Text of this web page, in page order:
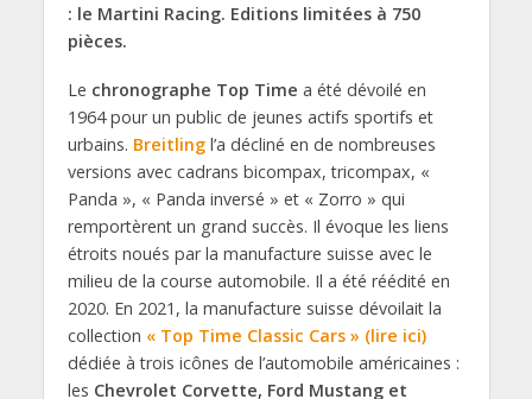
: le Martini Racing. Editions limitées à 750
pièces.
Le chronographe Top Time a été dévoilé en
1964 pour un public de jeunes actifs sportifs et
urbains. Breitlingl’a décliné en de nombreuses
versions avec cadrans bicompax, tricompax, «
Panda », « Panda inversé » et « Zorro » qui
remportèrent un grand succès. Il évoque les liens
étroits noués par la manufacture suisse avec le
milieu de la course automobile. Il a été réédité en
2020. En 2021, la manufacture suisse dévoilait la
collection « Top Time Classic Cars » (lire ici)
dédiée à trois icônes de l’automobile américaines :
les Chevrolet Corvette, Ford Mustang et